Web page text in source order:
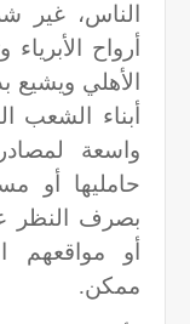
الناس، غير
أرواح
الأهلي ويشيع
أبناء الشعب
واسعة
حامليها أو
بصرف النظر عن
أو مواقعهم
ممكن.